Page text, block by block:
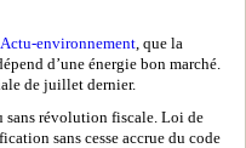
environnement, que la
d’une énergie bon marché.
de juillet dernier.
sans révolution fiscale. Loi de
sans cesse accrue du code